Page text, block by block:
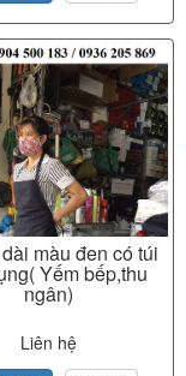
màu đen có túi
Yếm bếp,thu
ngân)
Liên hệ